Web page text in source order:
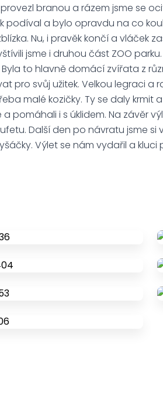
branou a rázem jsme se
podíval a bylo opravdu na co
Nu, i pravěk končí a vláček
jsme i druhou část ZOO
to hlavně domácí zvířata z
pro svůj užitek. Velkou legraci a
malé kozičky. Ty se daly krmit
pomáhali i s úklidem. Na závěr
Další den po návratu jsme si
Výlet se nám vydařil a kluci